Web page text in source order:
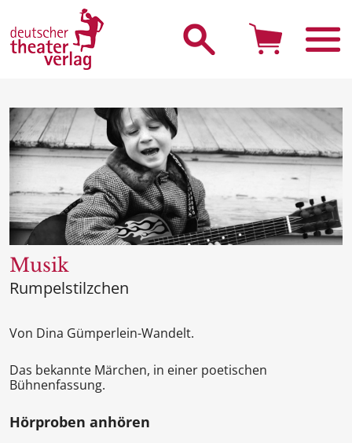
Musik
Rumpelstilzchen
Von Dina Gümperlein-Wandelt.
Das bekannte Märchen, in einer poetischen
Bühnenfassung.
Hörproben anhören